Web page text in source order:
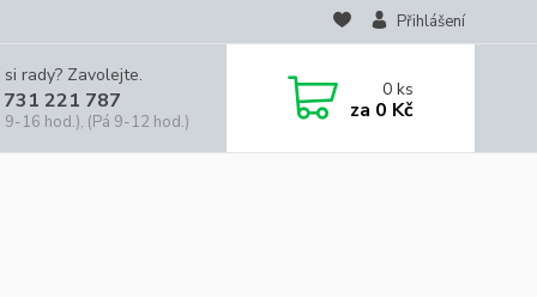
Přihlášení
rady? Zavolejte.
221 787
9-16 hod.), (Pá 9-12 hod.)
0ks
za 0 Kč